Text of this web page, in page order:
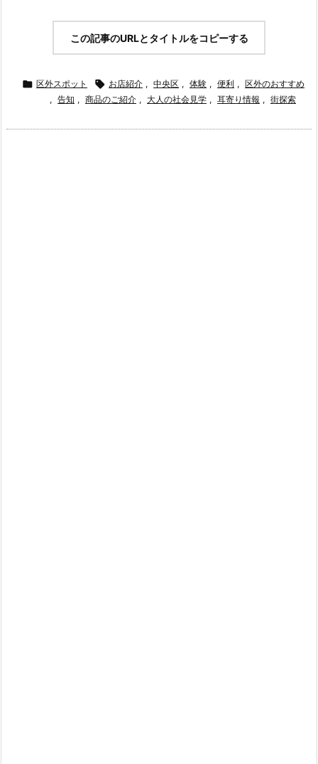
この記事のURLとタイトルをコピーする
 区外スポット  お店紹介 , 中央区 , 体験 , 便利 , 区外のおすすめ
, 告知 , 商品のご紹介 , 大人の社会見学 , 耳寄り情報 , 街探索